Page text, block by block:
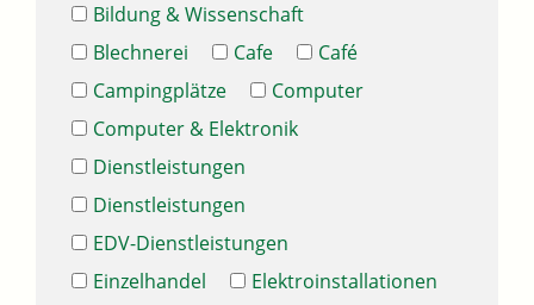
Bildung & Wissenschaft
Blechnerei
Cafe
Café
Campingplätze
Computer
Computer & Elektronik
Dienstleistungen
Dienstleistungen
EDV-Dienstleistungen
Einzelhandel
Elektroinstallationen